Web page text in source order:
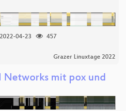
2022-04-23
457
Grazer Linuxtage 2022
mit pox und